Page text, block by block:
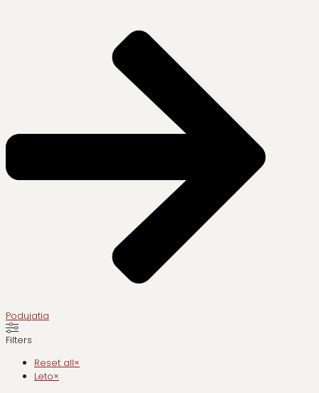
Podujatia
Filters
Reset all×
Leto×